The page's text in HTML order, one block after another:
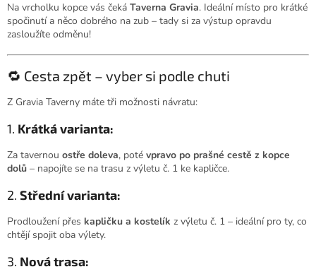
Na vrcholku kopce vás čeká Taverna Gravia. Ideální místo pro krátké
spočinutí a něco dobrého na zub – tady si za výstup opravdu
zasloužíte odměnu!
🔁 Cesta zpět – vyber si podle chuti
Z Gravia Taverny máte tři možnosti návratu:
1. Krátká varianta:
Za tavernou ostře doleva, poté vpravo po prašné cestě z kopce
dolů – napojíte se na trasu z výletu č. 1 ke kapličce.
2. Střední varianta:
Prodloužení přes kapličku a kostelík z výletu č. 1 – ideální pro ty, co
chtějí spojit oba výlety.
3. Nová trasa: